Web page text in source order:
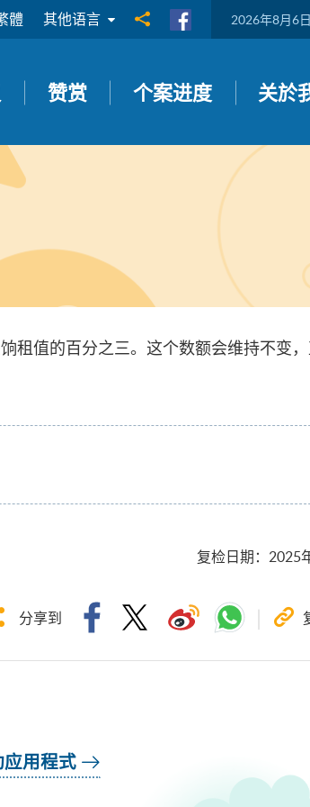
體 其他语言 分享到 2026年8月6日
赞赏 个案进度 关於
租值的百分之三。这个数额会维持不变
复检日期： 2025
分享到
用程式